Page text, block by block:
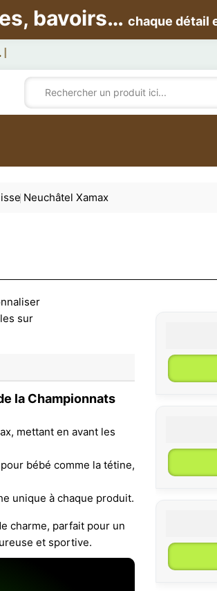
bavoirs… chaque détail
Neuchâtel Xamax
la Championnats
mettant en avant les
bébé comme la tétine,
unique à chaque produit.
charme, parfait pour un
et sportive.